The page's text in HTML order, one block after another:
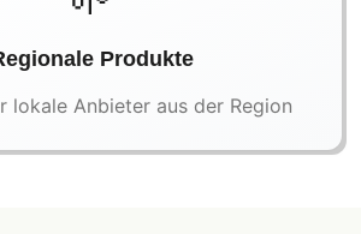
Produkte
lokale Anbieter aus der Region